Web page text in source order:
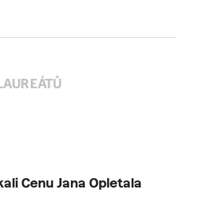
Cenu Jana Opletala